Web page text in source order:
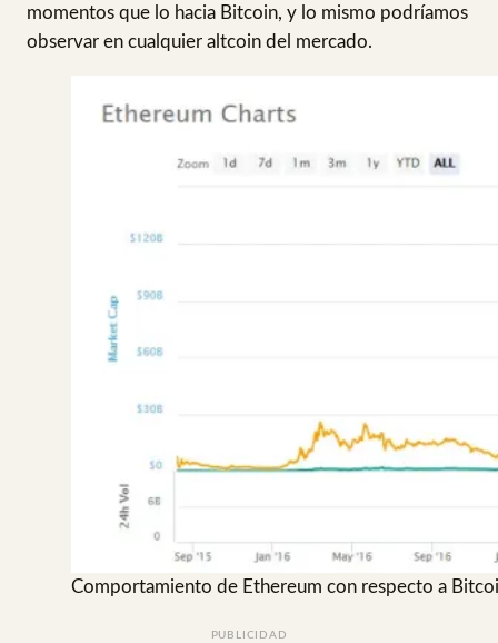
momentos que lo hacia Bitcoin, y lo mismo podríamos
observar en cualquier altcoin del mercado.
Comportamiento de Ethereum con respecto a
PUBLICIDAD